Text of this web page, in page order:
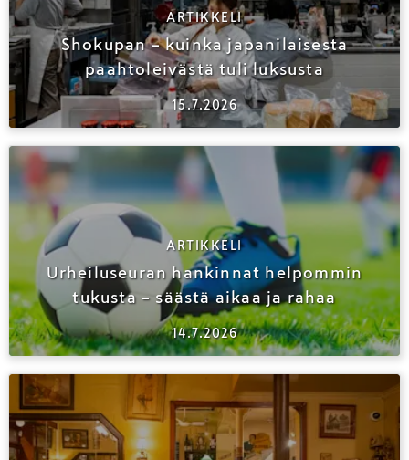
ARTIKKELI
Shokupan – kuinka japanilaisesta
paahtoleivästä tuli luksusta
15.7.2026
ARTIKKELI
Urheiluseuran hankinnat helpommin
tukusta – säästä aikaa ja rahaa
14.7.2026